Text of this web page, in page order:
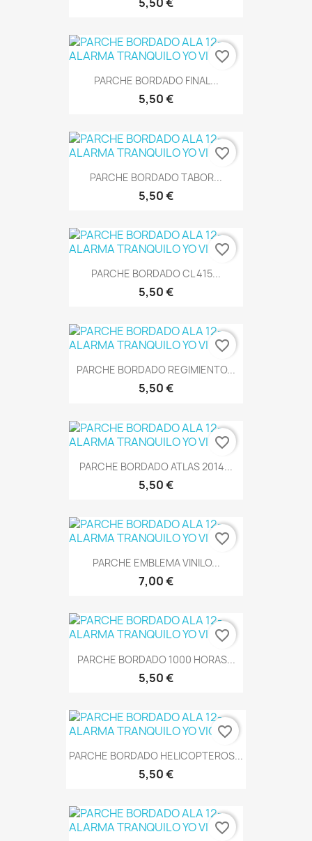
PARCHE BORDADO FINAL...
5,50 €
favorite_border
PARCHE BORDADO TABOR...
5,50 €
favorite_border
PARCHE BORDADO CL 415...
5,50 €
favorite_border
PARCHE BORDADO REGIMIENTO...
5,50 €
favorite_border
PARCHE BORDADO ATLAS 2014...
5,50 €
favorite_border
PARCHE EMBLEMA VINILO...
7,00 €
favorite_border
PARCHE BORDADO 1000 HORAS...
5,50 €
favorite_border
PARCHE BORDADO HELICOPTEROS...
5,50 €
favorite_border
favorite_border